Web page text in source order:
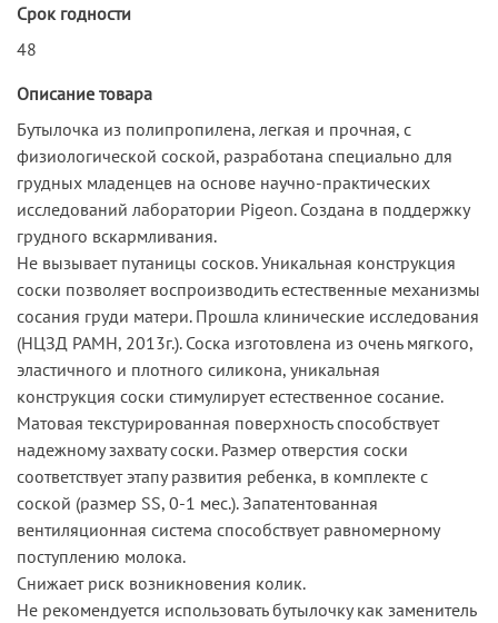
Срок годности
48
Описание товара
Бутылочка из полипропилена, легкая и прочная, с
физиологической соской, разработана специально для
грудных младенцев на основе научно-практических
исследований лаборатории Pigeon. Создана в поддержку
грудного вскармливания.
Не вызывает путаницы сосков. Уникальная конструкция
соски позволяет воспроизводить естественные механизмы
сосания груди матери. Прошла клинические исследования
(НЦЗД РАМН, 2013г.). Соска изготовлена из очень мягкого,
эластичного и плотного силикона, уникальная
конструкция соски стимулирует естественное сосание.
Матовая текстурированная поверхность способствует
надежному захвату соски. Размер отверстия соски
соответствует этапу развития ребенка, в комплекте с
соской (размер SS, 0-1 мес.). Запатентованная
вентиляционная система способствует равномерному
поступлению молока.
Снижает риск возникновения колик.
Не рекомендуется использовать бутылочку как заменитель